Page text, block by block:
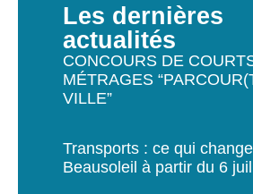
Les dernières
actualités
CONCOURS DE
MÉTRAGES
VILLE”
Transports : ce qui
Beausoleil à partir du 6